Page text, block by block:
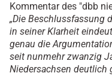
Kommentar des "dbb
„Die Beschlussfassung
in seiner Klarheit
genau die
seit nunmehr zwanzig
Niedersachsen deutlich